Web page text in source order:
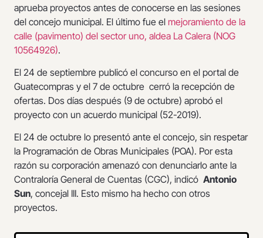
aprueba proyectos antes de conocerse en las sesiones
del concejo municipal. El último fue el mejoramiento de la
calle (pavimento) del sector uno, aldea La Calera (NOG
10564926).
El 24 de septiembre publicó el concurso en el portal de
Guatecompras y el 7 de octubre cerró la recepción de
ofertas. Dos días después (9 de octubre) aprobó el
proyecto con un acuerdo municipal (52-2019).
El 24 de octubre lo presentó ante el concejo, sin respetar
la Programación de Obras Municipales (POA). Por esta
razón su corporación amenazó con denunciarlo ante la
Contraloría General de Cuentas (CGC), indicó Antonio
Sun, concejal III. Esto mismo ha hecho con otros
proyectos.